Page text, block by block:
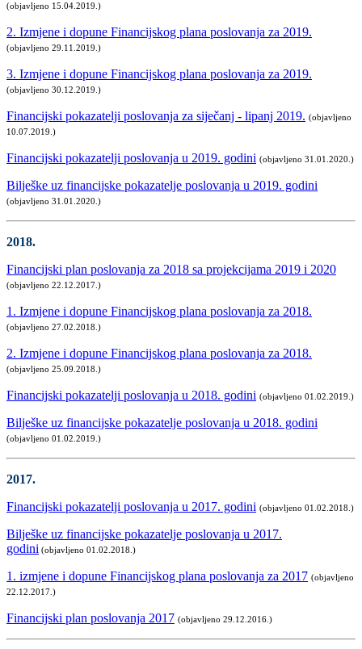
(objavljeno 15.04.2019.)
2. Izmjene i dopune Financijskog plana poslovanja za 2019.
(objavljeno 29.11.2019.)
3. Izmjene i dopune Financijskog plana poslovanja za 2019.
(objavljeno 30.12.2019.)
Financijski pokazatelji poslovanja za siječanj - lipanj 2019. (objavljeno
10.07.2019.)
Financijski pokazatelji poslovanja u 2019. godini (objavljeno 31.01.2020.)
Bilješke uz financijske pokazatelje poslovanja u 2019. godini
(objavljeno 31.01.2020.)
2018.
Financijski plan poslovanja za 2018 sa projekcijama 2019 i 2020
(objavljeno 22.12.2017.)
1. Izmjene i dopune Financijskog plana poslovanja za 2018.
(objavljeno 27.02.2018.)
2. Izmjene i dopune Financijskog plana poslovanja za 2018.
(objavljeno 25.09.2018.)
Financijski pokazatelji poslovanja u 2018. godini (objavljeno 01.02.2019.)
Bilješke uz financijske pokazatelje poslovanja u 2018. godini
(objavljeno 01.02.2019.)
2017.
Financijski pokazatelji poslovanja u 2017. godini (objavljeno 01.02.2018.)
Bilješke uz financijske pokazatelje poslovanja u 2017.
godini (objavljeno 01.02.2018.)
1. izmjene i dopune Financijskog plana poslovanja za 2017 (objavljeno
22.12.2017.)
Financijski plan poslovanja 2017 (objavljeno 29.12.2016.)